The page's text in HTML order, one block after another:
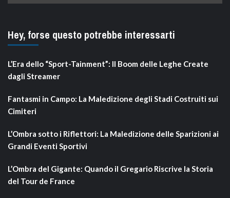
Hey, forse questo potrebbe interessarti
L’Era dello “Sport-Tainment”: Il Boom delle Leghe Create
dagli Streamer
Fantasmi in Campo: La Maledizione degli Stadi Costruiti sui
Cimiteri
L’Ombra sotto i Riflettori: La Maledizione delle Sparizioni ai
Grandi Eventi Sportivi
L’Ombra del Gigante: Quando il Gregario Riscrive la Storia
del Tour de France